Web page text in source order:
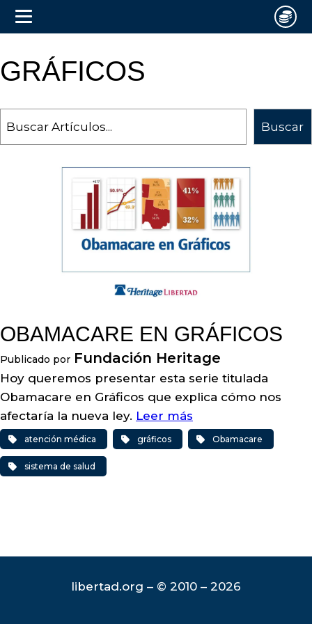
GRÁFICOS
Buscar
OBAMACARE EN GRÁFICOS
Publicado por Fundación Heritage
Hoy queremos presentar esta serie titulada
Obamacare en Gráficos que explica cómo nos
afectaría la nueva ley. Leer más
atención médica gráficos Obamacare
sistema de salud
libertad.org – © 2010 – 2026